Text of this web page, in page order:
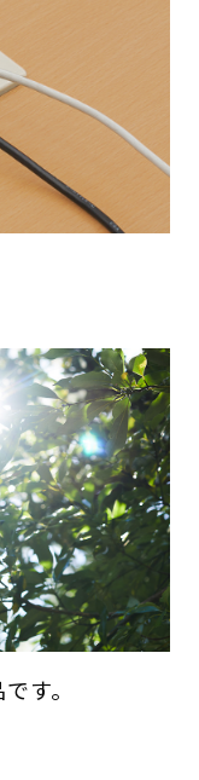
す。